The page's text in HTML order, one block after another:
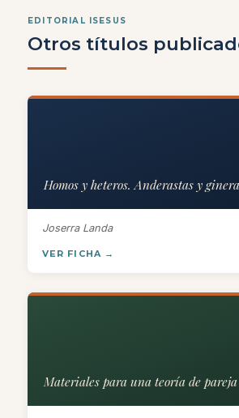
EDITORIAL ISESUS
Otros títulos
Homos y heteros. Anderastas y
Joserra Landa
VER FICHA →
Materiales para una teoría de pareja